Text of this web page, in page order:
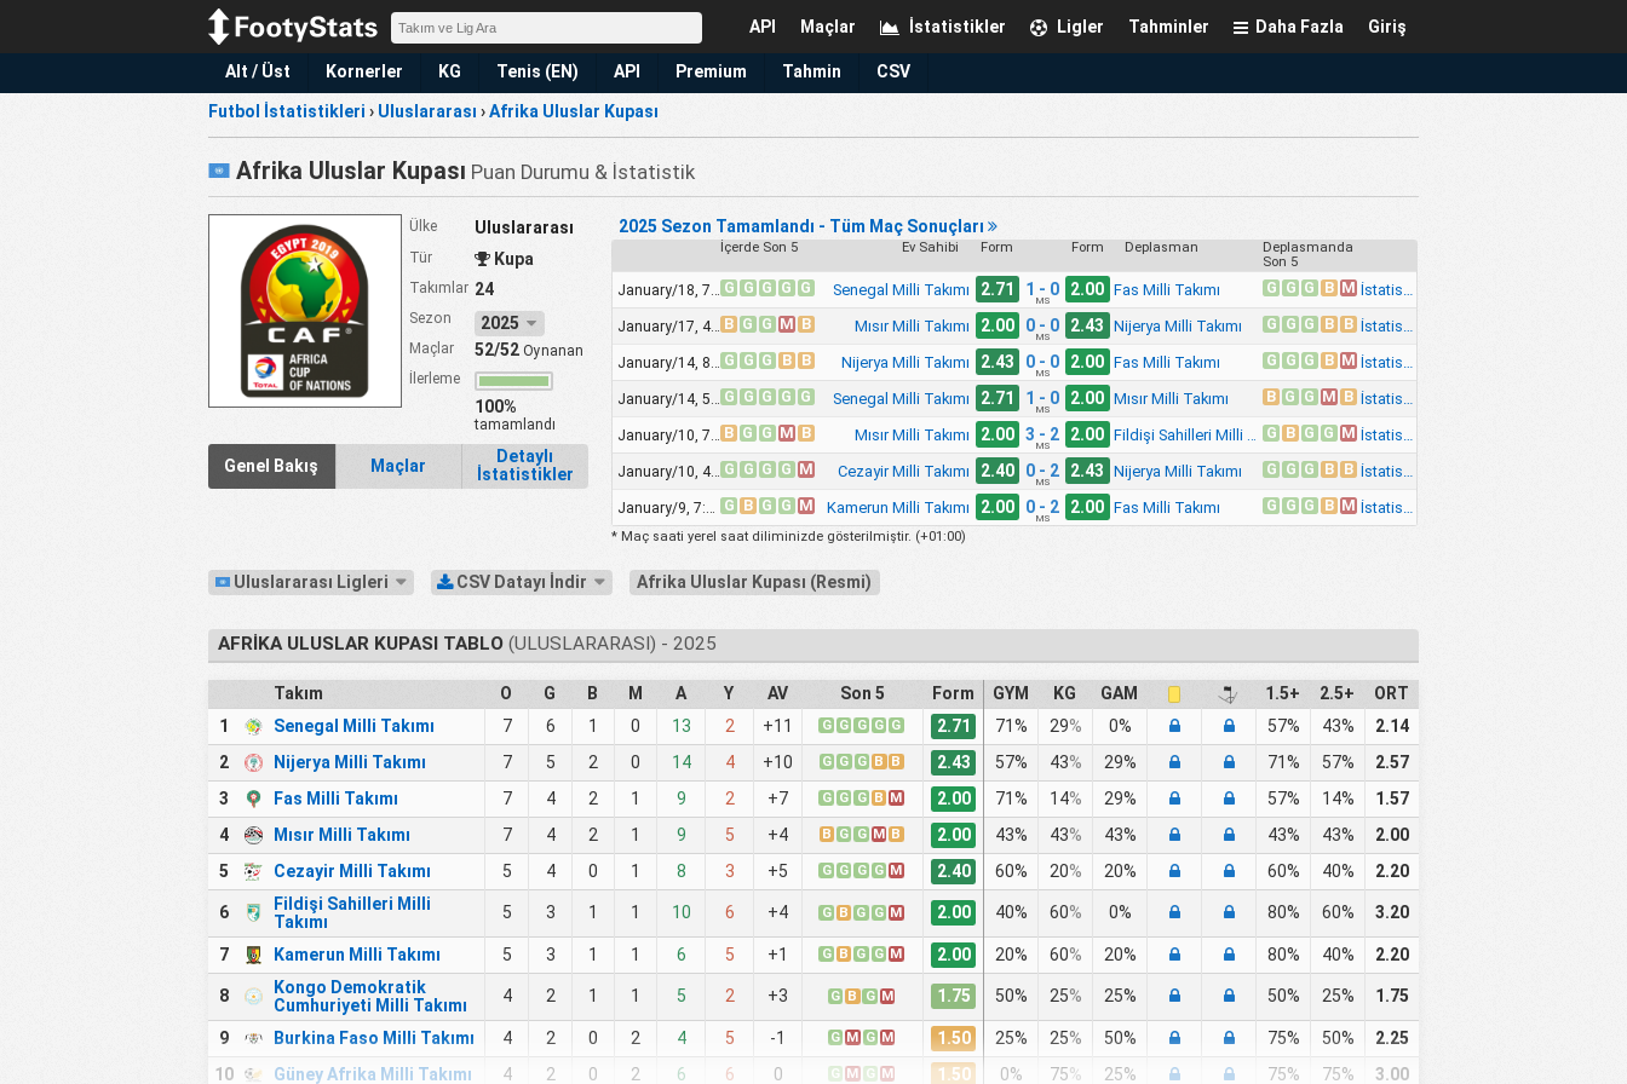
Giriş
Daha Fazla
Tahminler
Ligler
İstatistikler
Maçlar
API
Alt / Üst Kornerler KG Tenis (EN) API Premium Tahmin CSV
Futbol İstatistikleri › Uluslararası ›Afrika Uluslar Kupası
Afrika Uluslar Kupası Puan Durumu & İstatistik
Ülke Uluslararası
Tür Kupa
Takımlar 24
Sezon 2025
Maçlar 52/52Oynanan
İlerleme
100%
tamamlandı
Genel Bakış Maçlar
Detaylı
İstatistikler
2025 Sezon Tamamlandı - Tüm Maç Sonuçları
İçerde Son 5 Ev Sahibi Form Form Deplasman
Deplasmanda
Son 5
January/18, 7:00pm G G G G G Senegal Milli Takımı 2.71 1 - 0
MS
2.00 Fas Milli Takımı G G G B M İstatistik
January/17, 4:00pm B G G M B Mısır Milli Takımı 2.00 0 - 0
MS
2.43 Nijerya Milli Takımı G G G B B İstatistik
January/14, 8:00pm G G G B B Nijerya Milli Takımı 2.43 0 - 0
MS
2.00 Fas Milli Takımı G G G B M İstatistik
January/14, 5:00pm G G G G G Senegal Milli Takımı 2.71 1 - 0
MS
2.00 Mısır Milli Takımı B G G M B İstatistik
January/10, 7:00pm B G G M B Mısır Milli Takımı 2.00 3 - 2
MS
2.00 Fildişi Sahilleri Milli Takımı G B G G M İstatistik
January/10, 4:00pm G G G G M Cezayir Milli Takımı 2.40 0 - 2
MS
2.43 Nijerya Milli Takımı G G G B B İstatistik
January/9, 7:00pm G B G G M Kamerun Milli Takımı 2.00 0 - 2
MS
2.00 Fas Milli Takımı G G G B M İstatistik
* Maç saati yerel saat diliminizde gösterilmiştir. (+01:00)
Uluslararası Ligleri CSV Datayı İndir Afrika Uluslar Kupası (Resmi)
AFRIKA ULUSLAR KUPASI TABLO(ULUSLARARASI) - 2025
Takım O G B M A Y AV Son 5 Form GYM KG GAM 1.5+ 2.5+
ORT
1
Senegal Milli Takımı 7 6 1 0 13 2 +11 G G G G G 2.71 71% 29% 0% 57% 43%
2.14
2
Nijerya Milli Takımı 7 5 2 0 14 4 +10 G G G B B 2.43 57% 43% 29% 71% 57%
2.57
3
Fas Milli Takımı 7 4 2 1 9 2 +7 G G G B M 2.00 71% 14% 29% 57% 14%
1.57
4
Mısır Milli Takımı 7 4 2 1 9 5 +4 B G G M B 2.00 43% 43% 43% 43% 43%
2.00
5
Cezayir Milli Takımı 5 4 0 1 8 3 +5 G G G G M 2.40 60% 20% 20% 60% 40% 2.20
6
Fildişi Sahilleri Milli
Takımı
5 3 1 1 10 6 +4 G B G G M 2.00 40% 60% 0% 80% 60% 3.20
7 Kamerun Milli Takımı 5 3 1 1 6 5 +1 G B G G M 2.00 20% 60% 20% 80% 40% 2.20
8
Kongo Demokratik
Cumhuriyeti Milli Takımı
4 2 1 1 5 2 +3 G B G M 1.75 50% 25% 25% 50% 25% 1.75
9 Burkina Faso Milli Takımı 4 2 0 2 4 5 -1 G M G M 1.50 25% 25% 50% 75% 50%
2.25
10
Güney Afrika Milli Takımı 4 2 0 2 6 6 0 G M G M 1.50 0% 75% 25% 75% 75%
3.00